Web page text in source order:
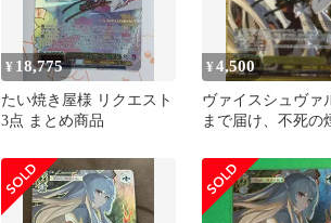
¥ 18,775
たい焼き屋様 リクエスト
3点 まとめ商品
¥4,500
ヴァイスシュヴァ
まで届け、不死の